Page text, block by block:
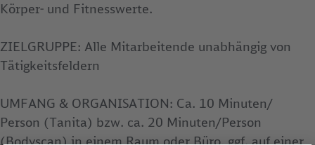
Körper- und Fitnesswerte.
ZIELGRUPPE: Alle Mitarbeitende unabhängig von
Tätigkeitsfeldern
UMFANG & ORGANISATION: Ca. 10 Minuten/
Person (Tanita) bzw. ca. 20 Minuten/Person
(Bodyscan) in einem Raum oder Büro, ggf. auf einer